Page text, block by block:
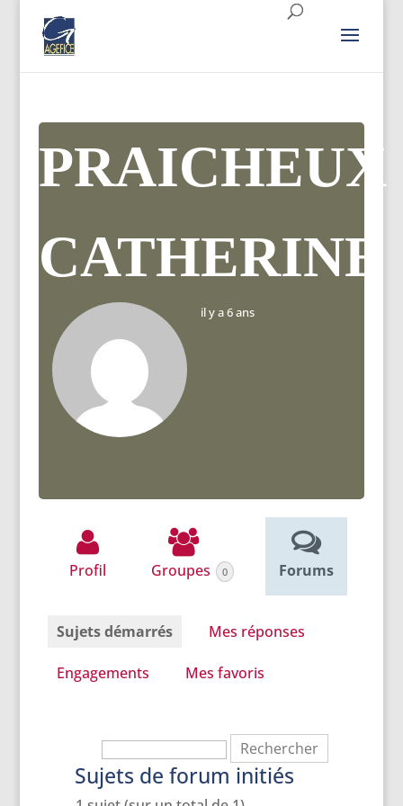
PRAICHEUX
CATHERINE
il y a 6 ans
Profil Groupes 0 Forums
Sujets démarrés Mes réponses
Engagements Mes favoris
Sujets de forum initiés